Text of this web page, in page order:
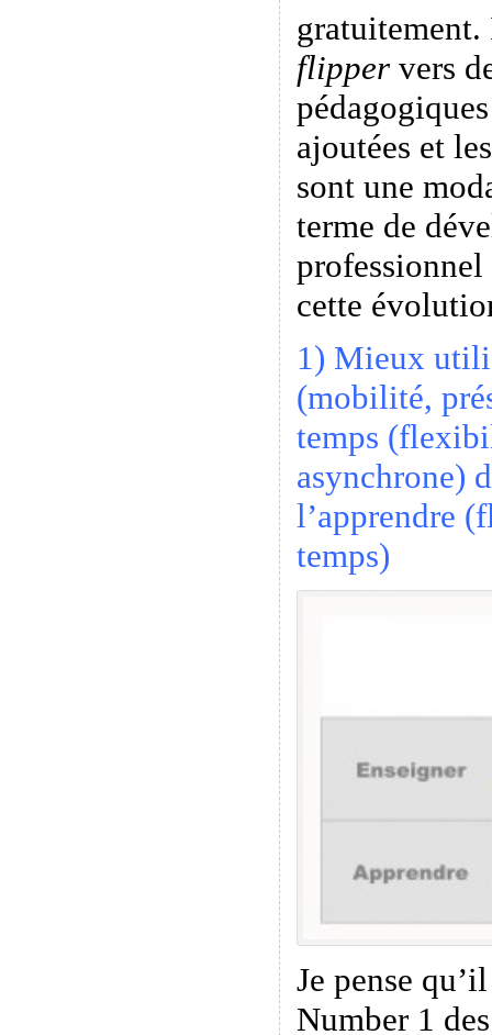
flippervers
ajoutées et
sont une
terme de
professionnel
cette
1) Mieux
(mobilité,
temps
asynchrone)
l’apprendre
temps)
Je pense
Number 1